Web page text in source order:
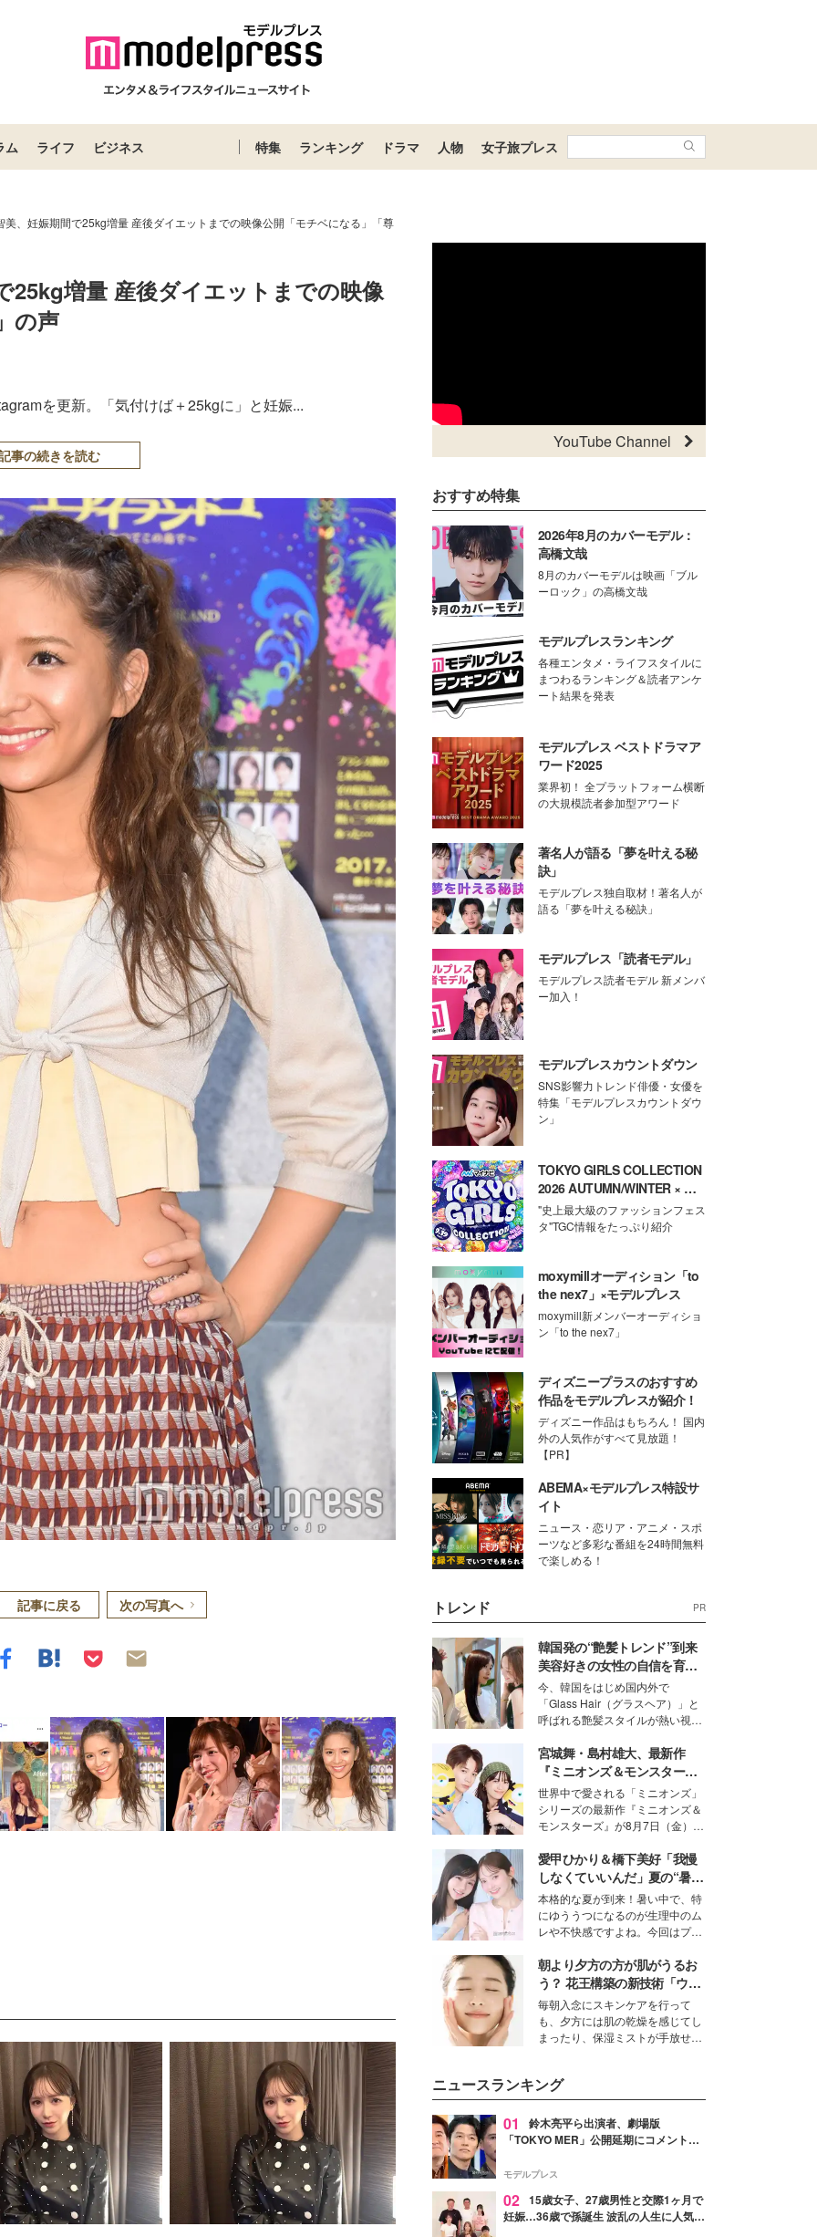
ム ライフ ビジネス 特集 ランキング ドラマ 人物 女子旅プレス
美、妊娠期間で25kg増量 産後ダイエットまでの映像公開「モチベになる」「尊
25kg増量 産後ダイエットまでの映像
の声
を更新。「気付けば＋25kgに」と妊娠...
事の続きを読む
記事に戻る 次の写真へ
YouTube Channel
おすすめ特集
2026年8月のカバーモデル：
高橋文哉
8月のカバーモデルは映画「ブル
ーロック」の高橋文哉
モデルプレスランキング
各種エンタメ・ライフスタイルに
まつわるランキング＆読者アンケ
ート結果を発表
モデルプレス ベストドラマア
ワード2025
業界初！ 全プラットフォーム横断
の大規模読者参加型アワード
著名人が語る「夢を叶える秘
訣」
モデルプレス独自取材！著名人が
語る「夢を叶える秘訣」
モデルプレス「読者モデル」
モデルプレス読者モデル 新メンバ
ー加入！
モデルプレスカウントダウン
SNS影響力トレンド俳優・女優を
特集「モデルプレスカウントダウ
ン」
TOKYO GIRLS COLLECTION
2026 AUTUMN/WINTER × モ
デルプレス
"史上最大級のファッションフェス
タ"TGC情報をたっぷり紹介
moxymillオーディション「to
the nex7」×モデルプレス
moxymill新メンバーオーディショ
ン「to the nex7」
ディズニープラスのおすすめ
作品をモデルプレスが紹介！
ディズニー作品はもちろん！ 国内
外の人気作がすべて見放題！
【PR】
ABEMA×モデルプレス特設サ
イト
ニュース・恋リア・アニメ・スポ
ーツなど多彩な番組を24時間無料
で楽しめる！
トレンド PR
韓国発の“艶髪トレンド”到来
美容好きの女性の自信を育む
「ヘアケア事情」って？
今、韓国をはじめ国内外で
「Glass Hair（グラスヘア）」と
呼ばれる艶髪スタイルが熱い視線
ションの完成度を高めるベースと
して、“髪そのものの美しさ”に改
めて注目する人が増えている様
子。今回は、そんな憧れの艶やか
な髪を日常で叶える、美容好きの
女性たちのヘアケア事情を紹介し
ます。
宮城舞・島村雄大、最新作
『ミニオンズ＆モンスター
ズ』の魅力熱弁 ハチャメチャ
だけじゃない“友情と絆”に感
動
世界中で愛される「ミニオンズ」
シリーズの最新作『ミニオンズ＆
モンスターズ』が8月7日（金）に
ニオン好き”という共通点を持つモ
デルの宮城舞と島村雄大の特別対
談をお届け！それぞれの視点か
ら、今作ならではの魅力や予想外
の感動をもたらす奥深いストーリ
ーについて熱く語り合ってもらっ
た。
愛甲ひかり＆橋下美好「我慢
しなくていいんだ」夏の“暑さ
対策”の新しい選択肢とは？
本格的な夏が到来！暑い中で、特
にゆううつになるのが生理中のム
レや不快感ですよね。今回はプラ
モデル・愛甲ひかりさんと橋下美
好さんを迎えて本音で女子会トー
ク。猛暑のお出かけを快適に過ご
すヒントや、2人が感動した夏の
生理の新常識にも迫りました。
朝より夕方の方が肌がうるお
う？ 花王構築の新技術「ウォ
ーターキャプチャリングスキ
ン（捕水肌）」がスキンケア
の常識を変える予感
毎朝入念にスキンケアを行って
も、夕方には肌の乾燥を感じてし
まったり、保湿ミストが手放せな
性を秘めた、革新的な「Water
Capturing Skin（ウォーターキャ
プチャリングスキン：捕水肌）」
技術を、花王が構築した。
ニュースランキング
01
鈴木亮平ら出演者、劇場版
「TOKYO MER」公開延期にコメント
最大の敬意とエールを」
モデルプレス
02 15歳女子、27歳男性と交際1ヶ月で
妊娠…36歳で孫誕生 波乱の人生に人気タ